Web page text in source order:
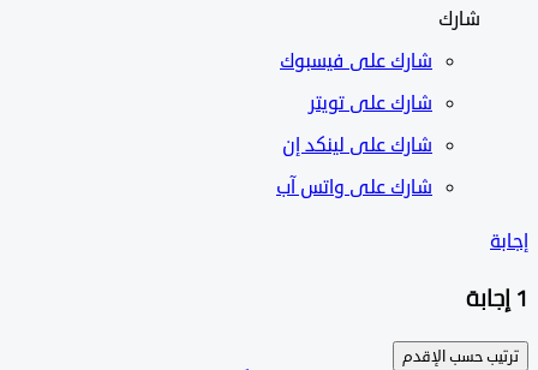
شارك على فيسبوك
شارك على تويتر
شارك على لينكد إن
شارك على واتس آب
حسبالإقدم